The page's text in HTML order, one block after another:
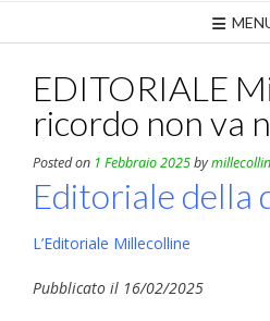
EDITORIALE
ricordo non va
Posted on 1 Febbraio 2025by
Editoriale della
L’Editoriale Millecolline
Pubblicato il 16/02/2025